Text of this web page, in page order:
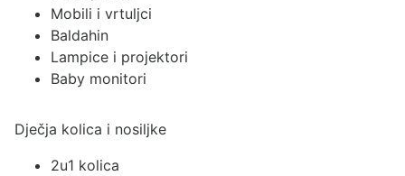
Mobili i vrtuljci
Baldahin
Lampice i projektori
Baby monitori
Dječja kolica i nosiljke
2u1 kolica